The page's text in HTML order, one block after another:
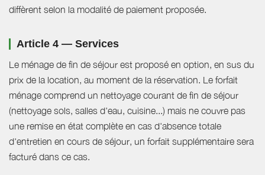
diffèrent selon la modalité de paiement proposée.
Article 4 — Services
Le ménage de fin de séjour est proposé en option, en sus du
prix de la location, au moment de la réservation. Le forfait
ménage comprend un nettoyage courant de fin de séjour
(nettoyage sols, salles d'eau, cuisine...) mais ne couvre pas
une remise en état complète en cas d'absence totale
d'entretien en cours de séjour, un forfait supplémentaire sera
facturé dans ce cas.